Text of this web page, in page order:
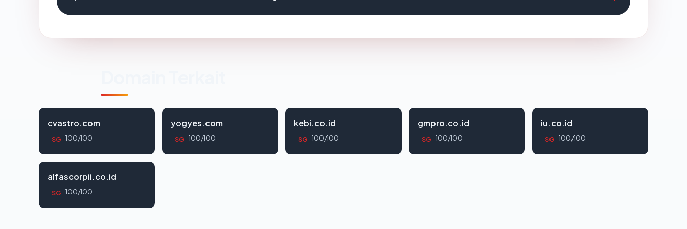
cvastro.com
SG 100/100
yogyes.com
SG 100/100
kebi.co.id
SG 100/100
gmpro.co.id
SG 100/100
iu.co.id
SG 100/100
alfascorpii.co.id
SG 100/100